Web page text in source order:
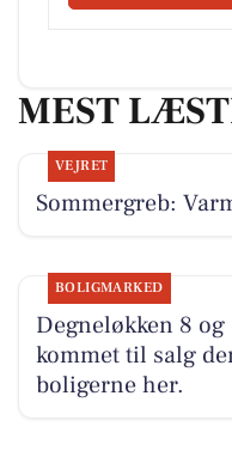
MEST
VEJRET
Sommergreb:
BOLIGMARKED
Degneløkken 8
kommet til salg
boligerne her.